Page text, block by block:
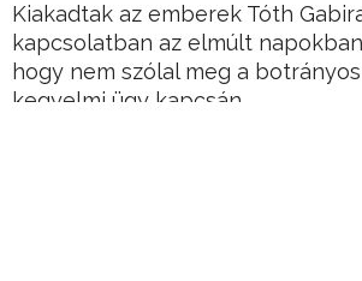
Kiakadtak az emberek Tóth
kapcsolatban az elmúlt
hogy nem szólal meg a
kegyelmi ügy kapcsán.